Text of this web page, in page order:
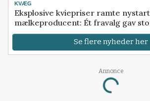
KVÆG
Eksplosive kviepriser ramte
mælkeproducent: Ét fravalg gav
Se flere nyheder her
Annonce
Loading...